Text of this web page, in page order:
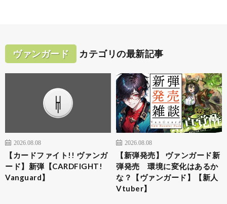
ヴァンガード カテゴリの最新記事
2026.08.08
【カードファイト!! ヴァンガ
ード】新弾【CARDFIGHT!
Vanguard】
2026.08.08
【新弾発売】 ヴァンガード新
弾発売 環境に変化はあるか
な？【ヴァンガード】【新人
Vtuber】